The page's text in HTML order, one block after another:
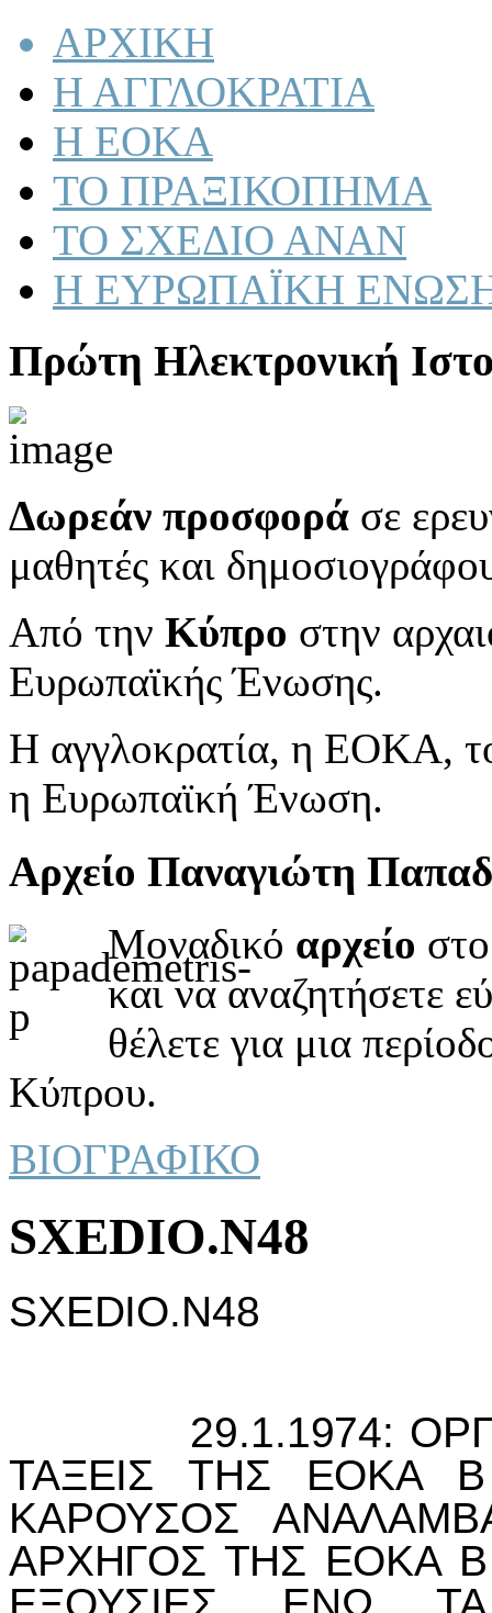
ΑΡΧΙΚΗ
Η ΑΓΓΛΟΚΡΑΤΙΑ
Η ΕΟΚΑ
ΤΟ ΠΡΑΞΙΚΟΠΗΜΑ
ΤΟ ΣΧΕΔΙΟ ΑΝΑΝ
Η ΕΥΡΩΠΑΪΚΗ
Πρώτη Ηλεκτρονική
Δωρεάν προσφορά σε
μαθητές και
Από την Κύπρο στην
Ευρωπαϊκής Ένωσης.
Η αγγλοκρατία, η ΕΟΚΑ,
η Ευρωπαϊκή Ένωση.
Αρχείο Παναγιώτη
Μοναδικό αρχείο
και να αναζητήσετε
θέλετε για μια
Κύπρου.
ΒΙΟΓΡΑΦΙΚΟ
SXEDIO.N48
SXEDIO.N48
29.1.1974:
ΤΑΞΕIΣ ΤΗΣ ΕΟΚΑ
ΚΑΡΟΥΣΟΣ
ΑΡΧΗΓΟΣ ΤΗΣ ΕΟΚΑ
ΕΞΟΥΣIΕΣ ΕΝΩ